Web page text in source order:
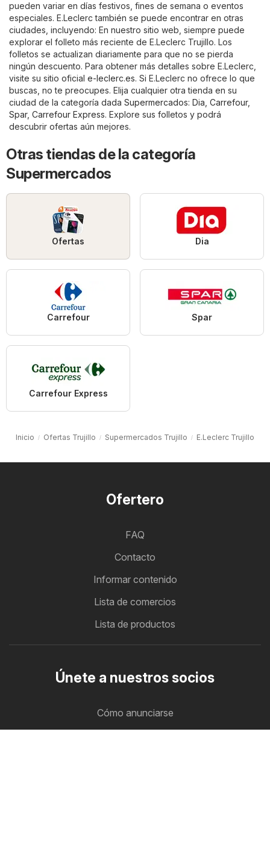
pueden variar en días festivos, fines de semana o eventos
especiales. E.Leclerc también se puede encontrar en otras
ciudades, incluyendo: En nuestro sitio web, siempre puede
explorar el folleto más reciente de E.Leclerc Trujillo. Los
folletos se actualizan diariamente para que no se pierda
ningún descuento. Para obtener más detalles sobre E.Leclerc,
visite su sitio oficial e-leclerc.es. Si E.Leclerc no ofrece lo que
buscas, no te preocupes. Elija cualquier otra tienda en su
ciudad de la categoría dada Supermercados: Dia Carrefour,
Spar, Carrefour Express. Explore sus folletos y podrá
descubrir ofertas aún mejores.
Otras tiendas de la categoría
Supermercados
Ofertas Dia
Carrefour Spar
Carrefour Express
Inicio Ofertas Trujillo Supermercados Trujillo E.Leclerc Trujillo
Ofertero
FAQ
Contacto
Informar contenido
Lista de comercios
Lista de productos
Únete a nuestros socios
Cómo anunciarse